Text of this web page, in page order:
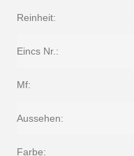
Reinheit:
Eincs Nr.:
Mf:
Aussehen:
Farbe: